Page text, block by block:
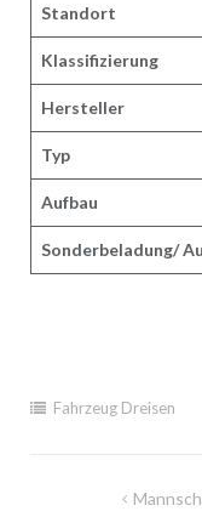
Standort
Klassifizierung
Hersteller
Typ
Aufbau
Sonderbeladung/
Fahrzeug Dreisen